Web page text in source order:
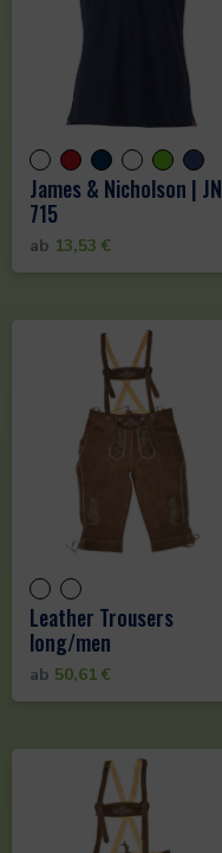
James & Nicholson | JN
715
ab 13,53 €
Leather Trousers
long/men
ab 50,61 €